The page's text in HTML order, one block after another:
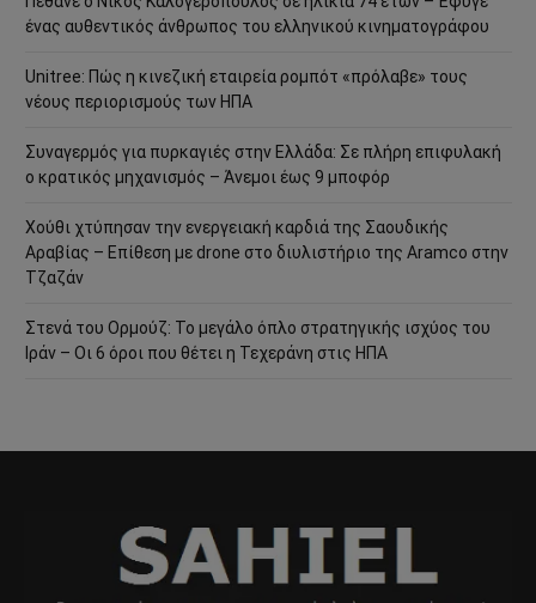
ένας αυθεντικός άνθρωπος του ελληνικού κινηματογράφου
Unitree: Πώς η κινεζική εταιρεία ρομπότ «πρόλαβε» τους
νέους περιορισμούς των ΗΠΑ
Συναγερμός για πυρκαγιές στην Ελλάδα: Σε πλήρη επιφυλακή
ο κρατικός μηχανισμός – Άνεμοι έως 9 μποφόρ
Χούθι χτύπησαν την ενεργειακή καρδιά της Σαουδικής
Αραβίας – Επίθεση με drone στο διυλιστήριο της Aramco στην
Τζαζάν
Στενά του Ορμούζ: Το μεγάλο όπλο στρατηγικής ισχύος του
Ιράν – Οι 6 όροι που θέτει η Τεχεράνη στις ΗΠΑ